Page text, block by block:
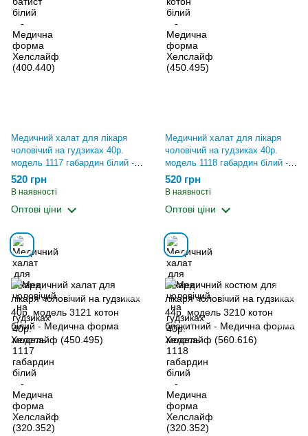
Медичний халат для лікаря
чоловічий на гудзиках 40р.
модель 1117 габардин білий -
Медична форма Хелслайф
(320.352)
520 грн
В наявності
Оптові ціни
Медичний халат для лікаря
чоловічий на гудзиках 40р.
модель 1118 габардин білий -
Медична форма Хелслайф
(320.352)
520 грн
В наявності
Оптові ціни